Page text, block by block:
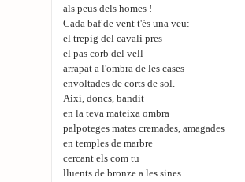
als peus dels homes !
Cada baf de vent t'és una veu:
el trepig del cavali pres
el pas corb del vell
arrapat a l'ombra de les cases
envoltades de corts de sol.
Així, doncs, bandit
en la teva mateixa ombra
palpoteges mates cremades, amagades
en temples de marbre
cercant els com tu
lluents de bronze a les sines.